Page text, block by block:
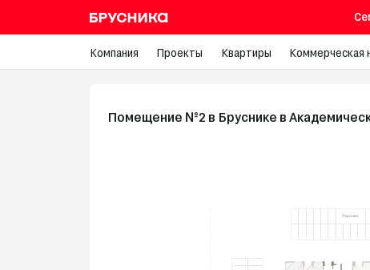
Компания Проекты Квартиры Коммерческая
Помещение №2 в Бруснике в